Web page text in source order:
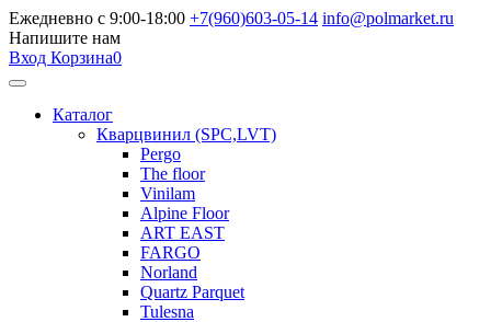
Ежедневно с 9:00-18:00 +7(960)603-05-14 info@polmarket.ru
Напишите нам
Вход Корзина0
Каталог
Кварцвинил (SPC,LVT)
Pergo
The floor
Vinilam
Alpine Floor
ART EAST
FARGO
Norland
Quartz Parquet
Tulesna